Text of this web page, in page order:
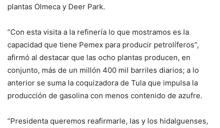
plantas Olmeca y Deer Park.
“Con esta visita a la refinería lo que mostramos es la
capacidad que tiene Pemex para producir petrolíferos”,
afirmó al destacar que las ocho plantas producen, en
conjunto, más de un millón 400 mil barriles diarios; a lo
anterior se suma la coquizadora de Tula que impulsa la
producción de gasolina con menos contenido de azufre.
“Presidenta queremos reafirmarle, las y los hidalguenses,